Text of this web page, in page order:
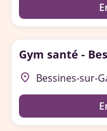
Gym santé -
place Bessines-sur-